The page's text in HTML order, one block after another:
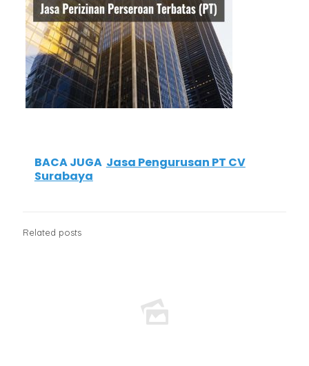
BACA JUGA Jasa Pengurusan PT CV
Surabaya
Related posts